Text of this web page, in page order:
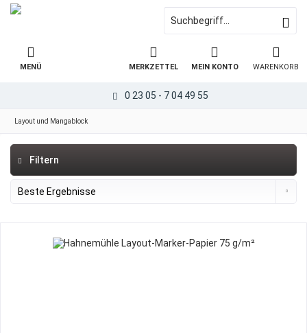
0 23 05 - 7 04 49 55
WARENKORB
MERKZETTEL MEIN KONTO
MENÜ
Layout und Mangablock
Filtern